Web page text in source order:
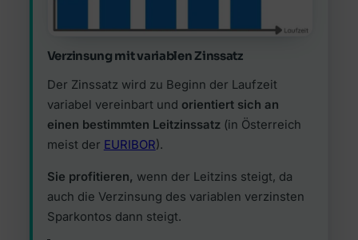
Verzinsung mit variablen Zinssatz
Der Zinssatz wird zu Beginn der Laufzeit
variabel vereinbart und orientiert sich an
einen bestimmten Leitzinssatz(in Österreich
meist der EURIBOR).
Sie profitieren, wenn der Leitzins steigt, da
auch die Verzinsung des variablen verzinsten
Sparkontos dann steigt.